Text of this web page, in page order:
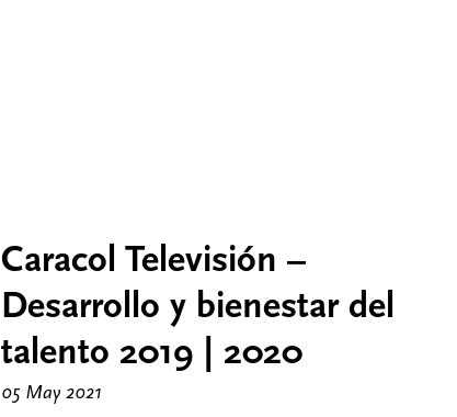
Caracol Televisión –
Desarrollo y bienestar del
talento 2019 | 2020
05 May 2021